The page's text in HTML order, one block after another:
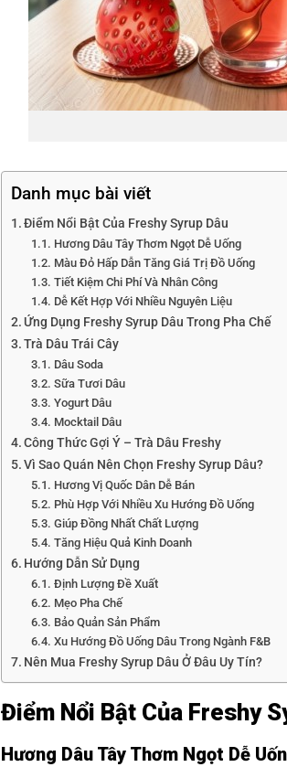
Danh mục bài viết
Điểm Nổi Bật Của Freshy Syrup Dâu
Hương Dâu Tây Thơm Ngọt Dễ Uống
Màu Đỏ Hấp Dẫn Tăng Giá Trị Đồ Uống
Tiết Kiệm Chi Phí Và Nhân Công
Dễ Kết Hợp Với Nhiều Nguyên Liệu
Ứng Dụng Freshy Syrup Dâu Trong Pha Chế
Trà Dâu Trái Cây
Dâu Soda
Sữa Tươi Dâu
Yogurt Dâu
Mocktail Dâu
Công Thức Gợi Ý – Trà Dâu Freshy
Vì Sao Quán Nên Chọn Freshy Syrup Dâu?
Hương Vị Quốc Dân Dễ Bán
Phù Hợp Với Nhiều Xu Hướng Đồ Uống
Giúp Đồng Nhất Chất Lượng
Tăng Hiệu Quả Kinh Doanh
Hướng Dẫn Sử Dụng
Định Lượng Đề Xuất
Mẹo Pha Chế
Bảo Quản Sản Phẩm
Xu Hướng Đồ Uống Dâu Trong Ngành F&B
Nên Mua Freshy Syrup Dâu Ở Đâu Uy Tín?
Điểm Nổi Bật Của Freshy
Hương Dâu Tây Thơm Ngọt Dễ